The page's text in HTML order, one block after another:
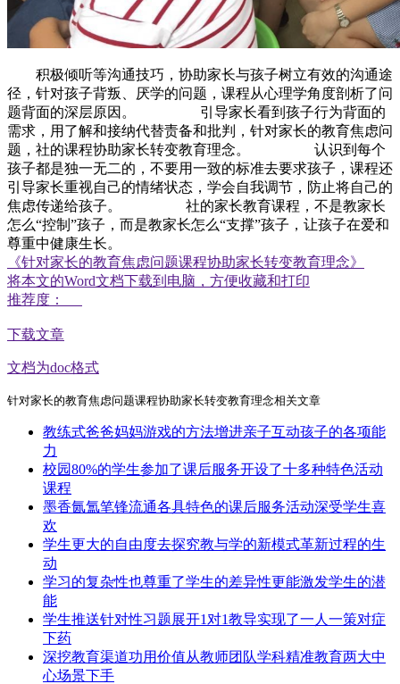
积极倾听等沟通技巧，协助家长与孩子树立有效的沟通途
径，针对孩子背叛、厌学的问题，课程从心理学角度剖析了问
题背面的深层原因。 引导家长看到孩子行为背面的
需求，用了解和接纳代替责备和批判，针对家长的教育焦虑问
题，社的课程协助家长转变教育理念。 认识到每个
孩子都是独一无二的，不要用一致的标准去要求孩子，课程还
引导家长重视自己的情绪状态，学会自我调节，防止将自己的
焦虑传递给孩子。 社的家长教育课程，不是教家长
怎么“控制”孩子，而是教家长怎么“支撑”孩子，让孩子在爱和
尊重中健康生长。
《针对家长的教育焦虑问题课程协助家长转变教育理念》
将本文的Word文档下载到电脑，方便收藏和打印
推荐度：
下载文章
文档为doc格式
针对家长的教育焦虑问题课程协助家长转变教育理念相关文章
教练式爸爸妈妈游戏的方法增进亲子互动孩子的各项能
力
校园80%的学生参加了课后服务开设了十多种特色活动
课程
墨香氤氲笔锋流通各具特色的课后服务活动深受学生喜
欢
学生更大的自由度去探究教与学的新模式革新过程的生
动
学习的复杂性也尊重了学生的差异性更能激发学生的潜
能
学生推送针对性习题展开1对1教导实现了一人一策对症
下药
深挖教育渠道功用价值从教师团队学科精准教育两大中
心场景下手